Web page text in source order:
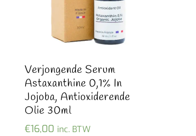
Verjongende Serum
Astaxanthine 0,1% In
Jojoba, Antioxiderende
Olie 30ml
€16,00 inc. BTW